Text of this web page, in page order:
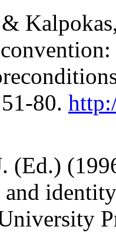
80.
(Ed.)
and